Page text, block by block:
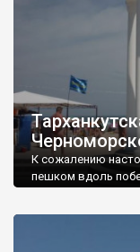
К сожалению
пешком вдоль